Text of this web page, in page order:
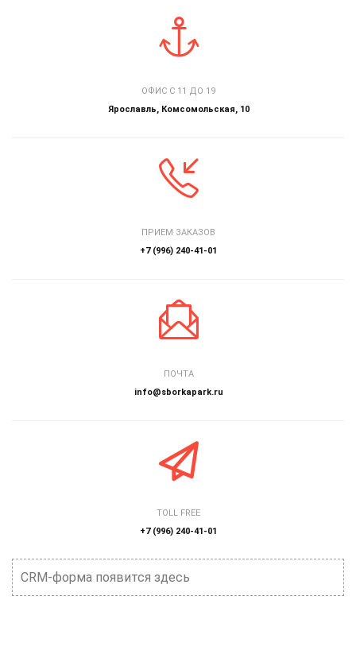
ОФИС С 11 ДО 19
Ярославль, Комсомольская, 10
ПРИЕМ ЗАКАЗОВ
+7 (996) 240-41-01
ПОЧТА
info@sborkapark.ru
TOLL FREE
+7 (996) 240-41-01
CRM-форма появится здесь